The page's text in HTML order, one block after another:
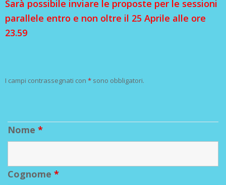
Sarà possibile inviare le proposte per le sessioni
parallele entro e non oltre il 25 Aprile alle ore
23.59
I campi contrassegnati con * sono obbligatori.
Nome *
Cognome *